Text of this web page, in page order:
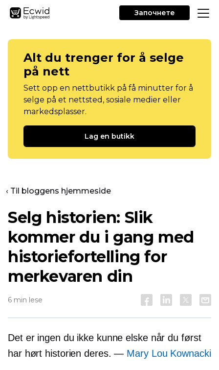
Започнете
Alt du trenger for å selge
på nett
Sett opp en nettbutikk på få minutter for å
selge på et nettsted, sosiale medier eller
markedsplasser.
Lag en butikk
‹ Til bloggens hjemmeside
Selg historien: Slik
kommer du i gang med
historiefortelling for
merkevaren din
6 min lese
Det er ingen du ikke kunne elske når du først
har hørt historien deres. — Mary Lou Kownacki